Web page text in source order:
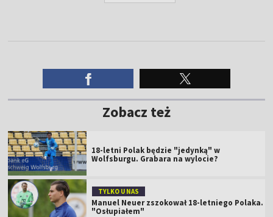
Zobacz też
18-letni Polak będzie "jedynką" w
Wolfsburgu. Grabara na wylocie?
TYLKO U NAS
Manuel Neuer zszokował 18-letniego Polaka.
"Osłupiałem"